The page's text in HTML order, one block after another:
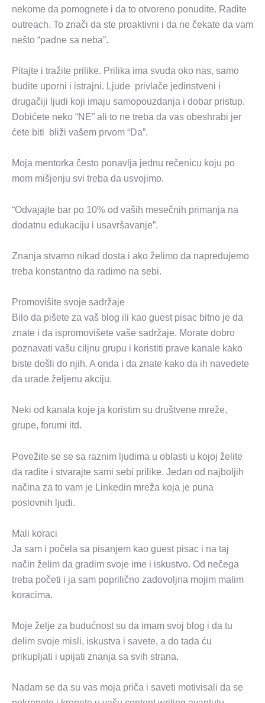
nekome da pomognete i da to otvoreno ponudite. Radite
outreach. To znači da ste proaktivni i da ne čekate da vam
nešto “padne sa neba”.
Pitajte i tražite prilike. Prilika ima svuda oko nas, samo
budite uporni i istrajni. Ljude privlače jedinstveni i
drugačiji ljudi koji imaju samopouzdanja i dobar pristup.
Dobićete neko “NE” ali to ne treba da vas obeshrabi jer
ćete biti bliži vašem prvom “Da”.
Moja mentorka često ponavlja jednu rečenicu koju po
mom mišjenju svi treba da usvojimo.
“Odvajajte bar po 10% od vaših mesečnih primanja na
dodatnu edukaciju i usavršavanje”.
Znanja stvarno nikad dosta i ako želimo da napredujemo
treba konstantno da radimo na sebi.
Promovišite svoje sadržaje
Bilo da pišete za vaš blog ili kao guest pisac bitno je da
znate i da ispromovišete vaše sadržaje. Morate dobro
poznavati vašu ciljnu grupu i koristiti prave kanale kako
biste došli do njih. A onda i da znate kako da ih navedete
da urade željenu akciju.
Neki od kanala koje ja koristim su društvene mreže,
grupe, forumi itd.
Povežite se se sa raznim ljudima u oblasti u kojoj želite
da radite i stvarajte sami sebi prilike. Jedan od najboljih
načina za to vam je Linkedin mreža koja je puna
poslovnih ljudi.
Mali koraci
Ja sam i počela sa pisanjem kao guest pisac i na taj
način želim da gradim svoje ime i iskustvo. Od nečega
treba početi i ja sam poprilično zadovoljna mojim malim
koracima.
Moje želje za budućnost su da imam svoj blog i da tu
delim svoje misli, iskustva i savete, a do tada ću
prikupljati i upijati znanja sa svih strana.
Nadam se da su vas moja priča i saveti motivisali da se